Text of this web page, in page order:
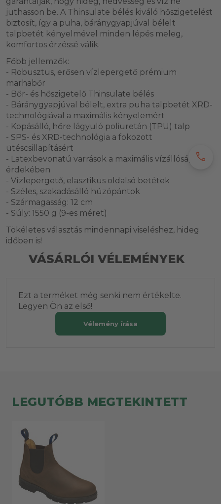
juthasson be. A Thinsulate bélés kiváló hőszigetelést
biztosít, így a puha, báránygyapjúval bélelt
talpbetét kényelmével minden lépés meleg,
komfortos érzéssé válik.
Főbb jellemzők:
- Robusztus, erősen vízlepergető prémium
marhabőr
- Bőr- és hőszigetelő Thinsulate bélés
- Báránygyapjúval bélelt, extra puha talpbetét XRD-
technológiával a maximális kényelemért
- Kopásálló, hőre lágyuló poliuretán (TPU) talp
- SPS- és XRD-technológia a fokozott
ütéscsillapításért
- Latexbevonatú varrások a maximális vízállóság
érdekében
- Vízlepergető, elasztikus oldalsó betétek
- Széles, szakadásálló húzópántok
- Szármagasság: 12 cm
- Súly: 1550 g (9-es méret)
Tökéletes választás mindennapi viseléshez, hideg
időben is!
VÁSÁRLÓI VÉLEMÉNYEK
Ezt a terméket még senki nem értékelte.
Legyen Ön az első!
Vélemény írása
LEGUTÓBB MEGTEKINTETT
call